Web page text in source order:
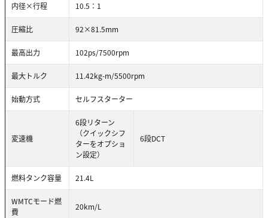
内径×行程 10.5：1
圧縮比 92×81.5mm
最高出力 102ps/7500rpm
最大トルク 11.42kg-m/5500rpm
始動方式 セルフスターター
変速機
6段リターン
（クイックシフ
ターをオプショ
ン設定）
6段DCT
燃料タンク容量 21.4L
WMTCモード燃
費
20km/L